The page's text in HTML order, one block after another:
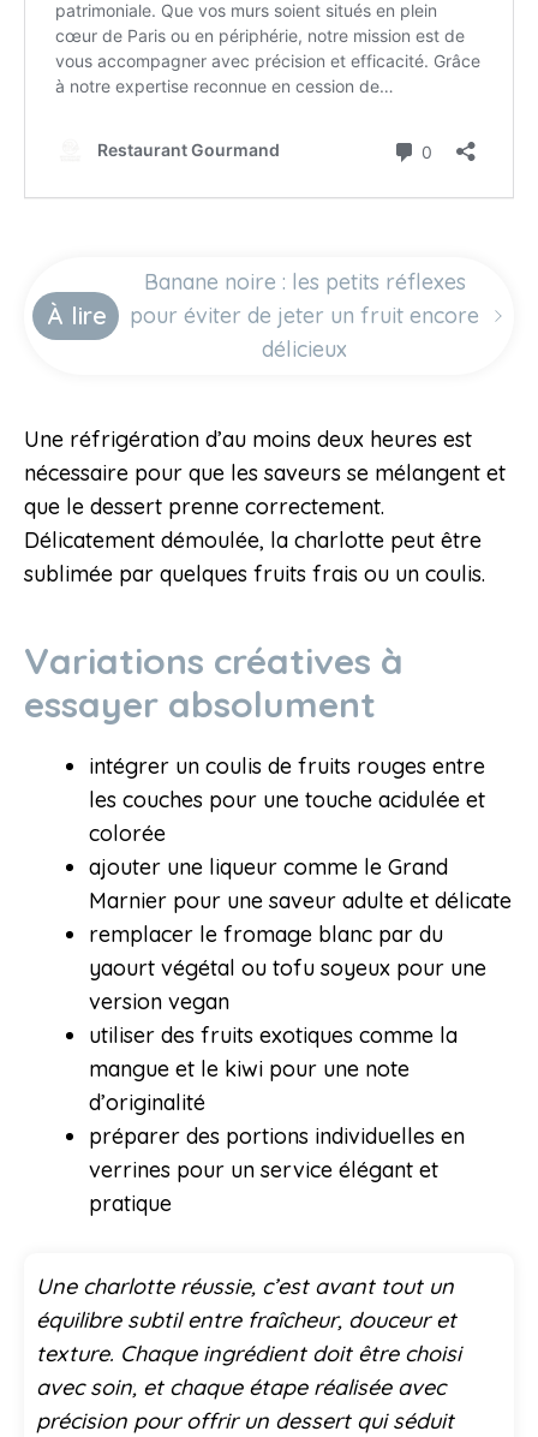
À lire
Banane noire : les petits réflexes
pour éviter de jeter un fruit encore
délicieux
Une réfrigération d’au moins deux heures est
nécessaire pour que les saveurs se mélangent et
que le dessert prenne correctement.
Délicatement démoulée, la charlotte peut être
sublimée par quelques fruits frais ou un coulis.
Variations créatives à
essayer absolument
intégrer un coulis de fruits rouges entre
les couches pour une touche acidulée et
colorée
ajouter une liqueur comme le Grand
Marnier pour une saveur adulte et délicate
remplacer le fromage blanc par du
yaourt végétal ou tofu soyeux pour une
version vegan
utiliser des fruits exotiques comme la
mangue et le kiwi pour une note
d’originalité
préparer des portions individuelles en
verrines pour un service élégant et
pratique
Une charlotte réussie, c’est avant tout un
équilibre subtil entre fraîcheur, douceur et
texture. Chaque ingrédient doit être choisi
avec soin, et chaque étape réalisée avec
précision pour offrir un dessert qui séduit